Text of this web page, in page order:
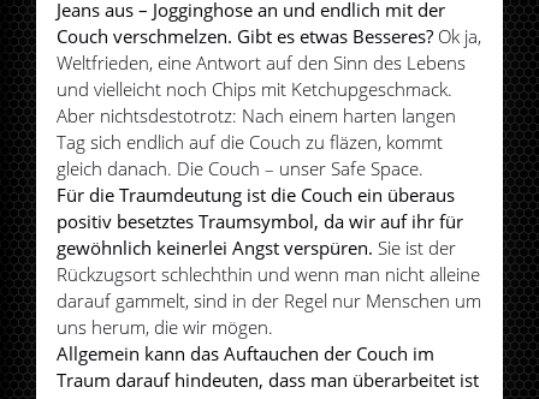
Jeans aus – Jogginghose an und endlich mit der
Couch verschmelzen. Gibt es etwas Besseres? Ok ja,
Weltfrieden, eine Antwort auf den Sinn des Lebens
und vielleicht noch Chips mit Ketchupgeschmack.
Aber nichtsdestotrotz: Nach einem harten langen
Tag sich endlich auf die Couch zu fläzen, kommt
gleich danach. Die Couch – unser Safe Space.
Für die Traumdeutung ist die Couch ein überaus
positiv besetztes Traumsymbol, da wir auf ihr für
gewöhnlich keinerlei Angst verspüren. Sie ist der
Rückzugsort schlechthin und wenn man nicht alleine
darauf gammelt, sind in der Regel nur Menschen um
uns herum, die wir mögen.
Allgemein kann das Auftauchen der Couch im
Traum darauf hindeuten, dass man überarbeitet ist